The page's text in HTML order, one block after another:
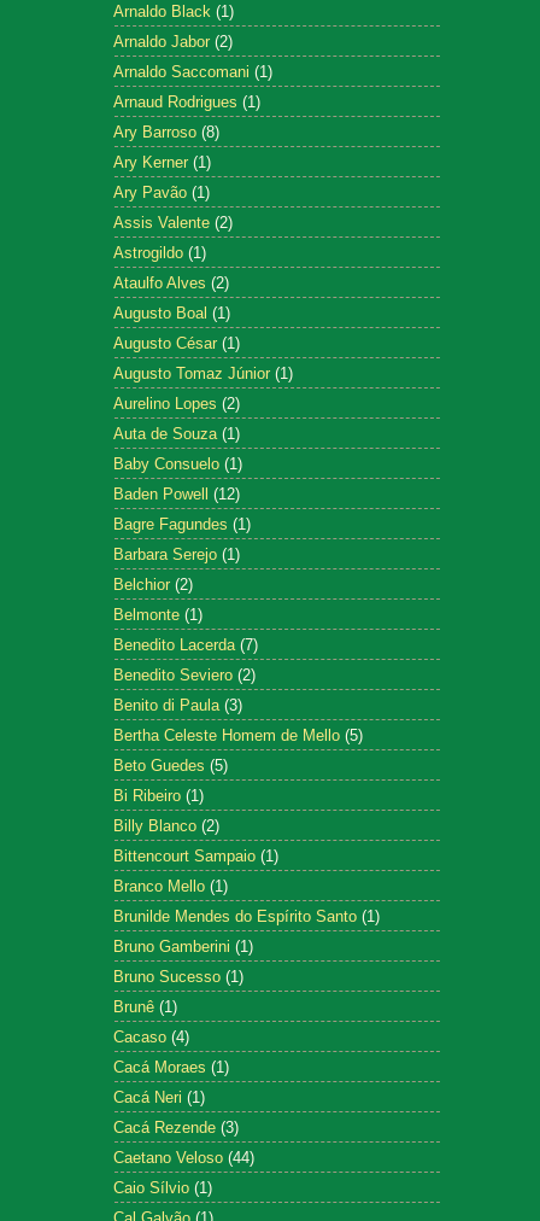
Arnaldo Black (1)
Arnaldo Jabor (2)
Arnaldo Saccomani (1)
Arnaud Rodrigues (1)
Ary Barroso (8)
Ary Kerner (1)
Ary Pavão (1)
Assis Valente (2)
Astrogildo (1)
Ataulfo Alves (2)
Augusto Boal (1)
Augusto César (1)
Augusto Tomaz Júnior (1)
Aurelino Lopes (2)
Auta de Souza (1)
Baby Consuelo (1)
Baden Powell (12)
Bagre Fagundes (1)
Barbara Serejo (1)
Belchior (2)
Belmonte (1)
Benedito Lacerda (7)
Benedito Seviero (2)
Benito di Paula (3)
Bertha Celeste Homem de Mello (5)
Beto Guedes (5)
Bi Ribeiro (1)
Billy Blanco (2)
Bittencourt Sampaio (1)
Branco Mello (1)
Brunilde Mendes do Espírito Santo (1)
Bruno Gamberini (1)
Bruno Sucesso (1)
Brunê (1)
Cacaso (4)
Cacá Moraes (1)
Cacá Neri (1)
Cacá Rezende (3)
Caetano Veloso (44)
Caio Sílvio (1)